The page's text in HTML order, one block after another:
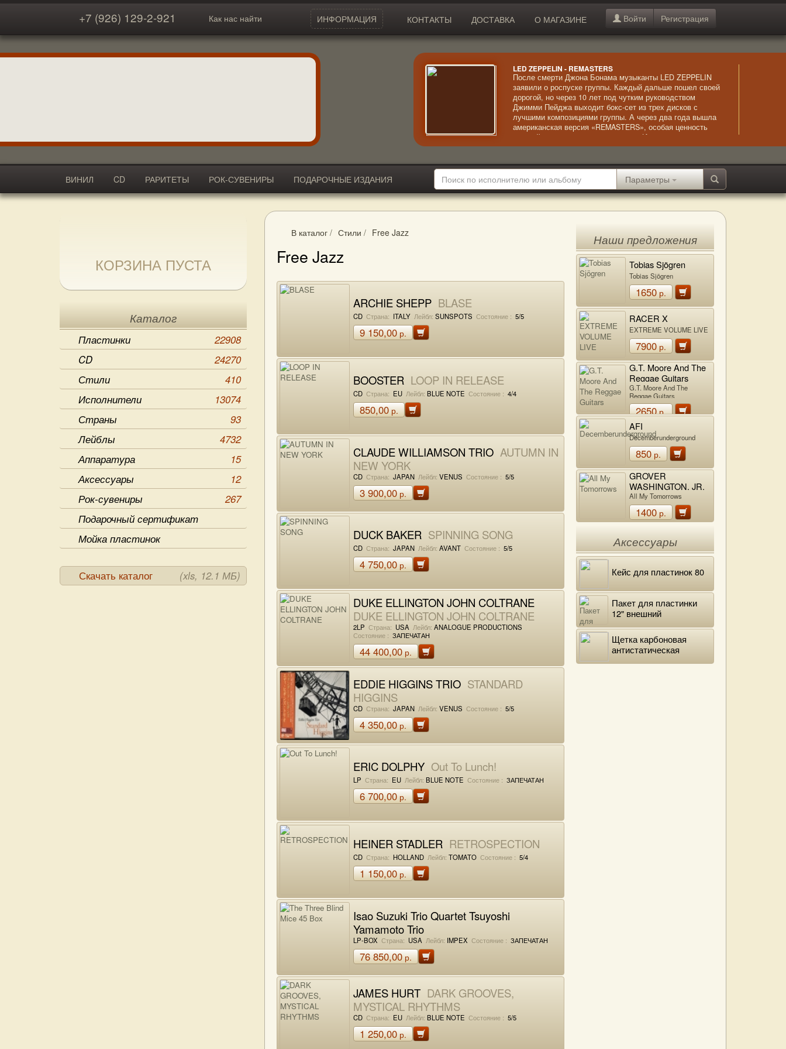
+7 (926) 129-2-921 Как нас найти ИНФОРМАЦИЯ КОНТАКТЫ ДОСТАВКА О МАГАЗИНЕ Войти Регистрация
LED ZEPPELIN - REMASTERS
После смерти Джона Бонама музыканты LED ZEPPELIN
заявили о роспуске группы. Каждый дальше пошел своей
дорогой, но через 10 лет под чутким руководством
Джимми Пейджа выходит бокс-сет из трех дисков с
лучшими композициями группы. А через два года вышла
американская версия «REMASTERS», особая ценность
которой – в интервью музыкантов. «Изюминка»
композиций – высочайший класс вокального исполнения,
ВИНИЛ CD РАРИТЕТЫ РОК-СУВЕНИРЫ
ПОДАРОЧНЫЕ ИЗДАНИЯ
АКСЕССУАРЫ
Параметры
КОРЗИНА ПУСТА
Каталог
Пластинки
22908
CD
24270
Стили
410
Исполнители
13074
Страны
93
Лейблы
4732
Аппаратура
15
Аксессуары
12
Рок-сувениры
267
Подарочный сертификат
Мойка пластинок
Скачать каталог (xls, 12.1 МБ)
В каталог / Стили / Free Jazz
Free Jazz
ARCHIE SHEPP BLASE
CD Страна: ITALY Лейбл: SUNSPOTS Состояние : 5/5
9 150,00р.
BOOSTER LOOP IN RELEASE
CD Страна: EU Лейбл: BLUE NOTE Состояние : 4/4
850,00р.
CLAUDE WILLIAMSON TRIO AUTUMN IN
NEW YORK
CD Страна: JAPAN Лейбл: VENUS Состояние : 5/5
3 900,00р.
DUCK BAKER SPINNING SONG
CD Страна: JAPAN Лейбл: AVANT Состояние : 5/5
4 750,00р.
DUKE ELLINGTON JOHN COLTRANE
DUKE ELLINGTON JOHN COLTRANE
2LP Страна: USA Лейбл: ANALOGUE PRODUCTIONS
Состояние : ЗАПЕЧАТАН
44 400,00р.
EDDIE HIGGINS TRIO STANDARD
HIGGINS
CD Страна: JAPAN Лейбл: VENUS Состояние : 5/5
4 350,00р.
ERIC DOLPHY Out To Lunch!
LP Страна: EU Лейбл: BLUE NOTE Состояние : ЗАПЕЧАТАН
6 700,00р.
HEINER STADLER RETROSPECTION
CD Страна: HOLLAND Лейбл: TOMATO Состояние : 5/4
1 150,00р.
Isao Suzuki Trio Quartet Tsuyoshi
Yamamoto Trio
The Three Blind Mice 45 Box
LP-BOX Страна: USA Лейбл: IMPEX Состояние : ЗАПЕЧАТАН
76 850,00р.
JAMES HURT DARK GROOVES,
MYSTICAL RHYTHMS
CD Страна: EU Лейбл: BLUE NOTE Состояние : 5/5
1 250,00р.
Наши предложения
Tobias Sjögren
Tobias Sjögren
1650р.
RACER X
EXTREME VOLUME LIVE
7900р.
G.T. Moore And The
Reggae Guitars
G.T. Moore And The
Reggae Guitars
2650р.
AFI
Decemberunderground
850р.
GROVER
WASHINGTON, JR.
All My Tomorrows
1400р.
Аксессуары
Кейс для пластинок 80
Пакет для пластинки
12" внешний
Щетка карбоновая
антистатическая